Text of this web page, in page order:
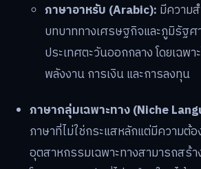
ภาษาอาหรับ (Arabic): มีความ
บทบาททางเศรษฐกิจและภูมิรัฐ
ประเทศตะวันออกกลาง โดยเฉพ
พลังงาน การเงิน และการลงทุน
ภาษากลุ่มเฉพาะทาง (Niche
ภาษาที่ไม่ใช่กระแสหลักแต่มีความต้
อุตสาหกรรมเฉพาะทางสามารถสร้า